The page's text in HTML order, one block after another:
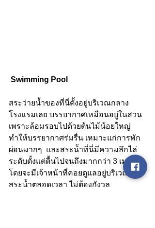
Swimming Pool
สระว่ายน้ำของที่นี่ตั้งอยู่บริเวณกลาง
โรงแรมเลย บรรยากาศเหมือนอยู่ในสวน
เพราะล้อมรอบไปด้วยต้นไม้น้อยใหญ่
ทำให้บรรยากาศร่มรื่น เหมาะแก่การพัก
ผ่อนมากๆ  และสระน้ำที่นี่มีความลึกไล่
ระดับตั้งแต่ตื้นไปจนถึงมากกว่า 3 เมตร
โดยจะมีเจ้าหน้าที่คอยดูแลอยู่บริเวณรอบ
สระน้ำตลอดเวลา ไม่ต้องกังวล